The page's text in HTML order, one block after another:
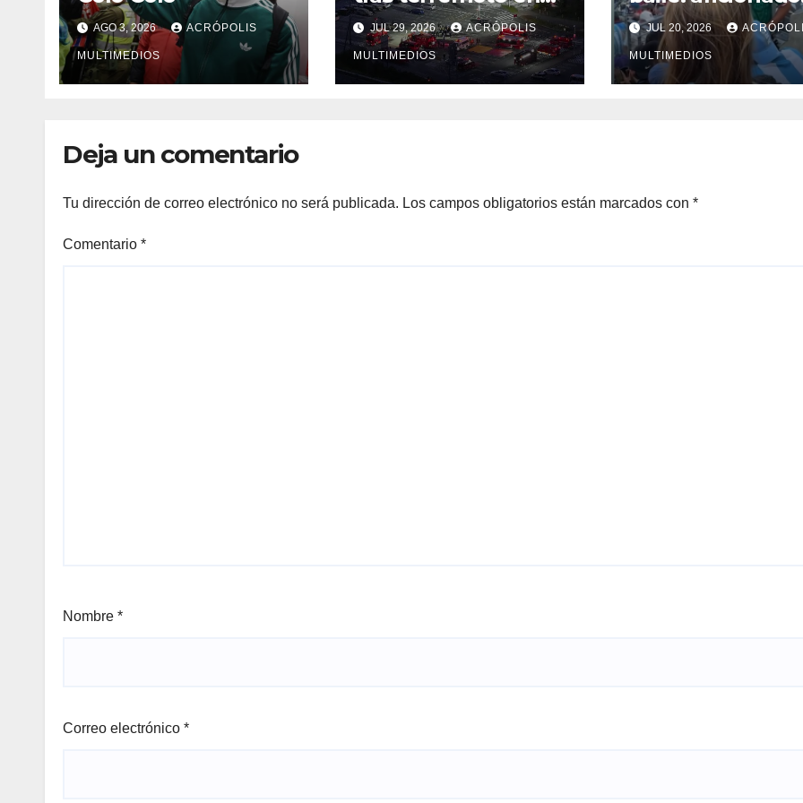
AGO 3, 2026 ACRÓPOLIS
MULTIMEDIOS
Japón
JUL 29, 2026 ACRÓPOLIS
MULTIMEDIOS
mexicano en el
mundial 2026 se
viraliza
JUL 20, 2026
MULTIMEDIOS
Deja un comentario
Tu dirección de correo electrónico no será publicada. Los campos obligatorios están marcados con *
Comentario *
Nombre *
Correo electrónico *